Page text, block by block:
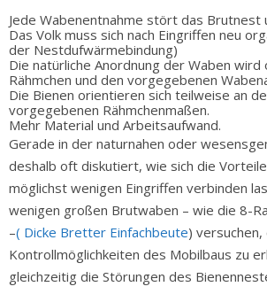
Jede Wabenentnahme stört das Brutnest
Das Volk muss sich nach Eingriffen neu
der Nestdufwärmebindung)
Die natürliche Anordnung der Waben wird
Rähmchen und den vorgegebenen
Die Bienen orientieren sich teilweise an
vorgegebenen Rähmchenmaßen.
Mehr Material und Arbeitsaufwand.
Gerade in der naturnahen oder
deshalb oft diskutiert, wie sich die
möglichst wenigen Eingriffen verbinden
wenigen großen Brutwaben – wie die 8-
–( Dicke Bretter Einfachbeute) versuchen,
Kontrollmöglichkeiten des Mobilbaus zu
gleichzeitig die Störungen des